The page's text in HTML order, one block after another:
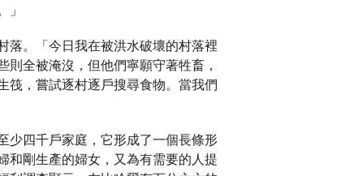
落。「今日我在被洪水破壞的村落裡
全被淹沒，但他們寧願守著牲畜，
筏，嘗試逐村逐戶搜尋食物。當我們
少四千戶家庭，它形成了一個長條形
和剛生產的婦女，又為有需要的人提